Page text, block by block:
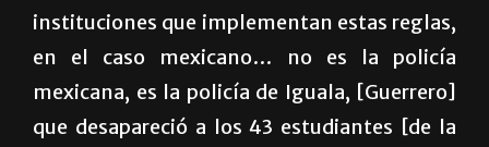
instituciones que implementan estas reglas,
en el caso mexicano… no es la policía
mexicana, es la policía de Iguala, [Guerrero]
que desapareció a los 43 estudiantes [de la